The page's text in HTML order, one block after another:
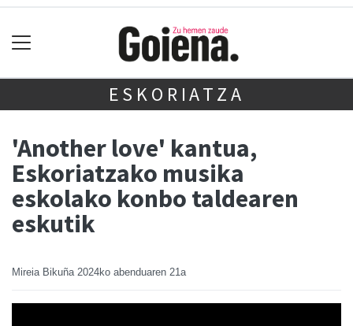
ESKORIATZA
'Another love' kantua,
Eskoriatzako musika
eskolako konbo taldearen
eskutik
Mireia Bikuña 2024ko abenduaren 21a